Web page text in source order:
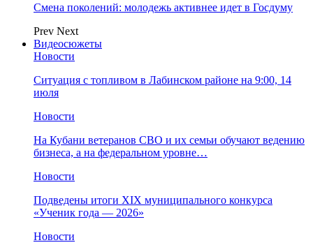
Смена поколений: молодежь активнее идет в Госдуму
Prev Next
Видеосюжеты
Новости
Ситуация с топливом в Лабинском районе на 9:00, 14
июля
Новости
На Кубани ветеранов СВО и их семьи обучают ведению
бизнеса, а на федеральном уровне…
Новости
Подведены итоги XIX муниципального конкурса
«Ученик года — 2026»
Новости